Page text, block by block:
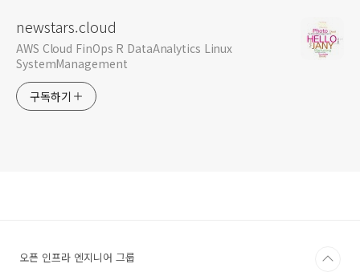
newstars.cloud
AWS Cloud FinOps R DataAnalytics Linux
SystemManagement
구독하기
오픈 인프라 엔지니어 그룹